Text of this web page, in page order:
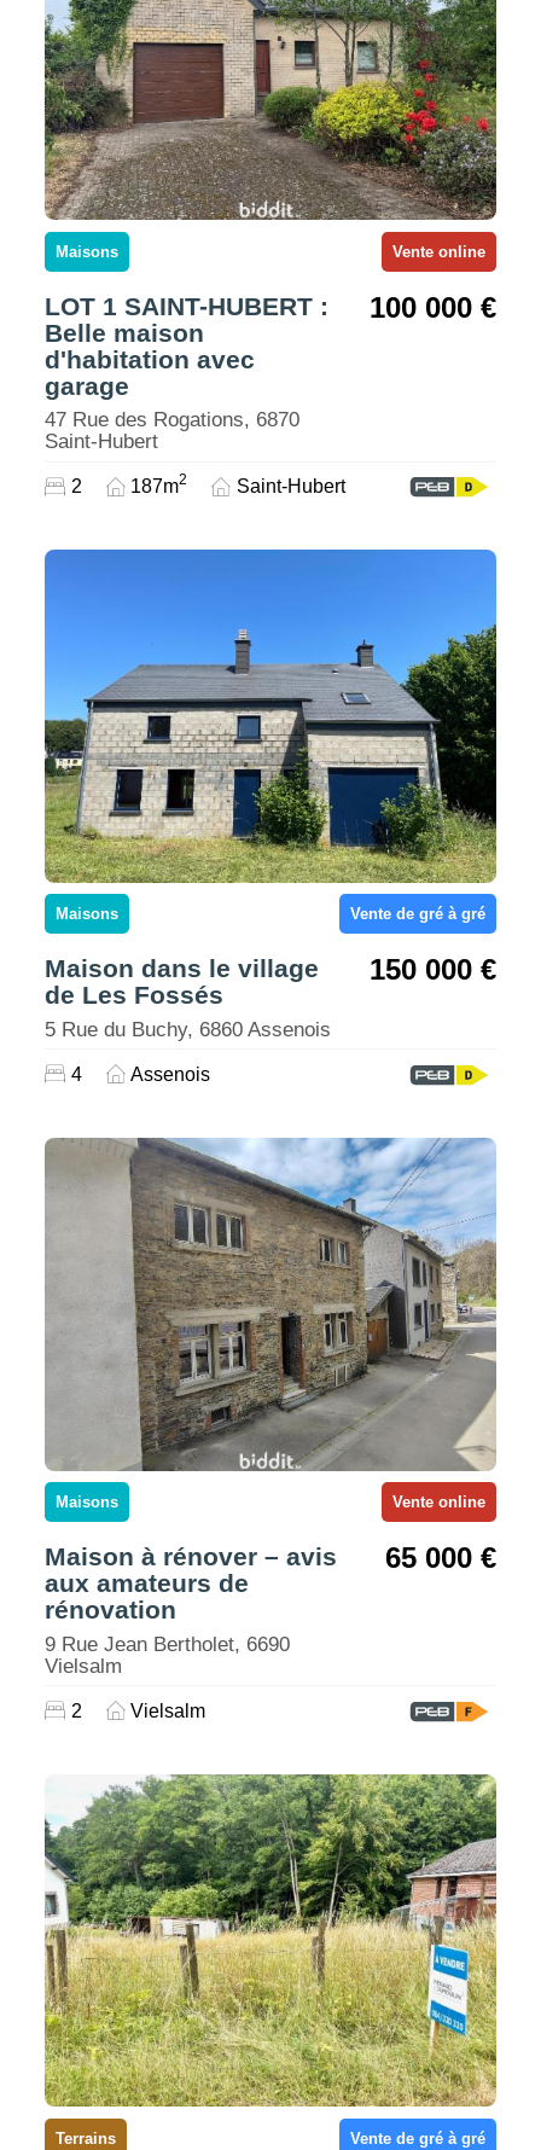
Maisons Vente online
100 000 €
LOT 1 SAINT-HUBERT :
Belle maison
d'habitation avec
garage
47 Rue des Rogations, 6870
Saint-Hubert
2 187m2 Saint-Hubert
Maisons Vente de gré à gré
150 000 €
Maison dans le village
de Les Fossés
5 Rue du Buchy, 6860 Assenois
4 Assenois
Maisons Vente online
65 000 €
Maison à rénover – avis
aux amateurs de
rénovation
9 Rue Jean Bertholet, 6690
Vielsalm
2 Vielsalm
Terrains Vente de gré à gré